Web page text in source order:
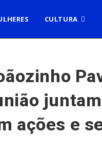
CULTURA
ações e